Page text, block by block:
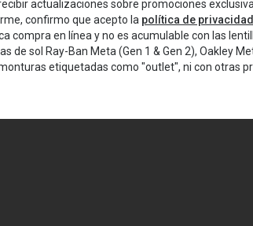
actualizaciones sobre promociones
confirmo que acepto la política de privacidad
compra en línea y no es acumulable con las
de sol Ray-Ban Meta (Gen 1 & Gen 2), Oakley
etiquetadas como "outlet", ni con otras